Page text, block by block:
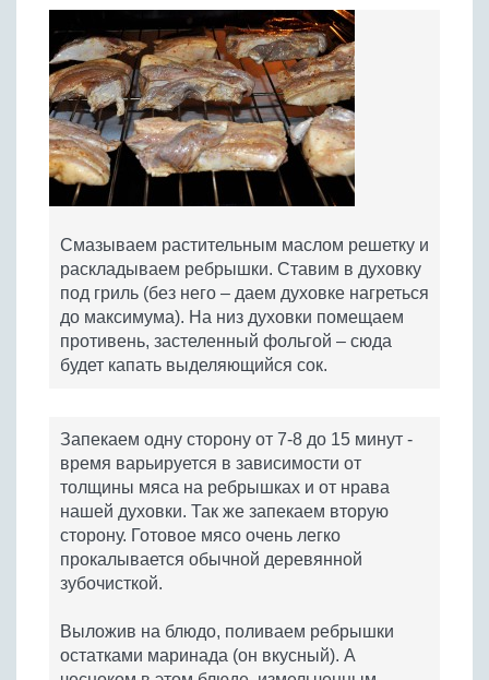
Смазываем растительным маслом решетку и
раскладываем ребрышки. Ставим в духовку
под гриль (без него – даем духовке нагреться
до максимума). На низ духовки помещаем
противень, застеленный фольгой – сюда
будет капать выделяющийся сок.
Запекаем одну сторону от 7-8 до 15 минут -
время варьируется в зависимости от
толщины мяса на ребрышках и от нрава
нашей духовки. Так же запекаем вторую
сторону. Готовое мясо очень легко
прокалывается обычной деревянной
зубочисткой.
Выложив на блюдо, поливаем ребрышки
остатками маринада (он вкусный). А